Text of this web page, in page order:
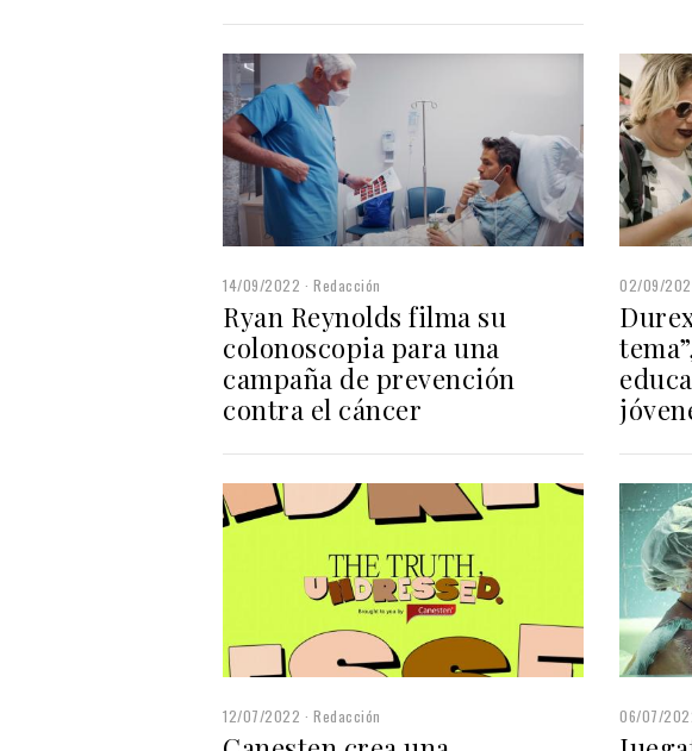
14/09/2022 Redacción
Ryan Reynolds filma su
colonoscopia para una
campaña de prevención
contra el cáncer
02/09/
12/07/2022 Redacción 06/07/